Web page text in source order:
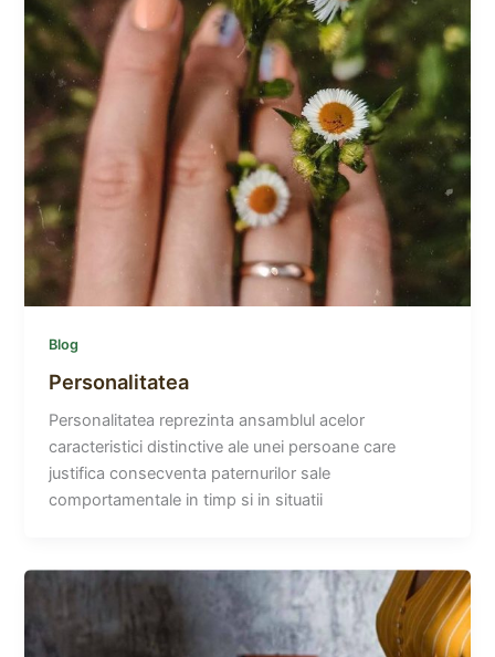
Blog
Personalitatea
Personalitatea reprezinta ansamblul acelor
caracteristici distinctive ale unei persoane care
justifica consecventa paternurilor sale
comportamentale in timp si in situatii